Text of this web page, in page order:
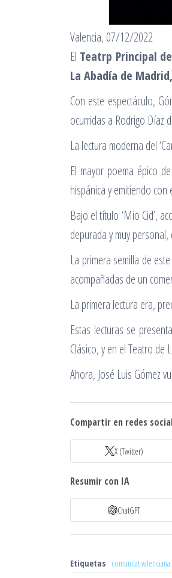
Valencia, 07/12/2022
El Teatrp Principal
La Abadía de Madrid,
Con este espectáculo,
ocurridas a Rodrigo Díaz
La lectura moderna del
El mayor poema épico
hispánica y emitiendo
Bajo el título ‘Mio Cid’,
depurada y muy
La primera semilla de
acompañadas de un
La primera lectura era,
Estas lecturas se
Clásico, y en el Teatro de
Ahora, José Luis Gómez
Compartir en redes
X (Twitter)
Resumir con IA
ChatGPT
Etiquetas comunitat valenciana